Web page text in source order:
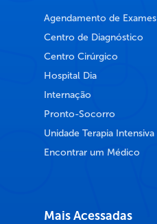
Agendamento de Exames
Centro de Diagnóstico
Centro Cirúrgico
Hospital Dia
Internação
Pronto-Socorro
Unidade Terapia Intensiva
Encontrar um Médico
Mais Acessadas